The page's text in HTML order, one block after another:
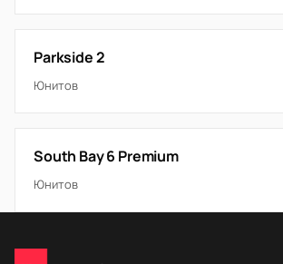
Parkside 2
Юнитов
South Bay 6 Premium
Юнитов